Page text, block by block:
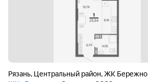
Рязань, Центральный район,ЖК Бережно